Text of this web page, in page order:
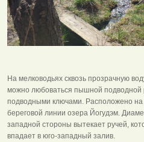
На мелководьях сквозь прозрачную
можно любоваться пышной подводной
подводными ключами. Расположено на
береговой линии озера Йогудэм.
западной стороны вытекает ручей,
впадает в юго-западный залив.